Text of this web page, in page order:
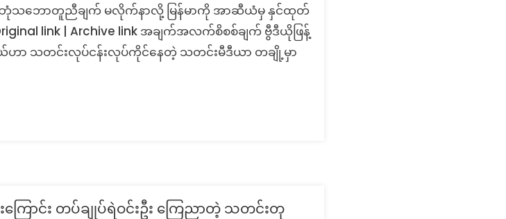
ြင်းထန်ထန်
းယူ
ဘုံသဘောတူညီချက် မလိုက်နာလို့ မြန်မာကို အာဆီယံမှ နှင်ထုတ်
link | Archive link အချက်အလက်စိစစ်ချက် ဗွီဒီယိုဖြန့်
ယ်ဟာ သတင်းလုပ်ငန်းလုပ်ကိုင်နေတဲ့ သတင်းမီဒီယာ တချို့မှာ
ကြောင်း တပ်ချုပ်ရဲဝင်းဦး ကြေညာတဲ့ သတင်းတု